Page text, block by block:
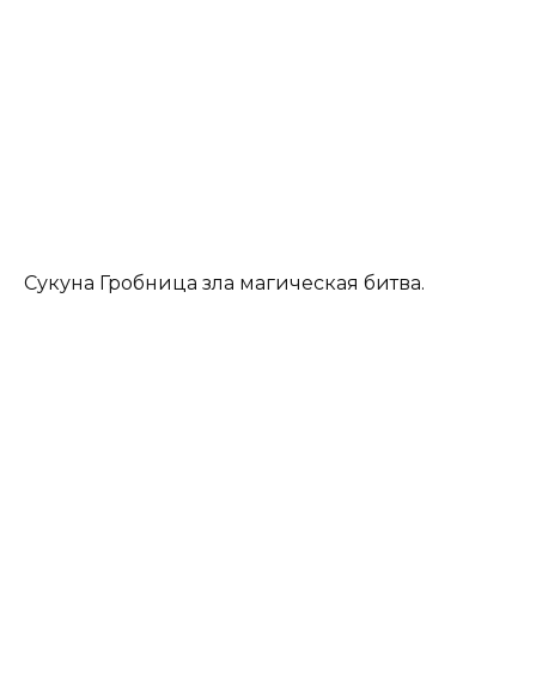
Сукуна Гробница зла магическая битва.